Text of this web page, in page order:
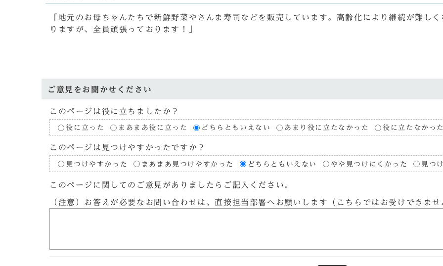
「地元のお母ちゃんたちで新鮮野菜やさんま寿司などを販売しています。高齢化により継続が難しく
りますが、全員頑張っております！」
ご意見をお聞かせください
このページは役に立ちましたか？
役に立った まあまあ役に立った どちらともいえない あまり役に立たなかった 役に立たなかった
このページは見つけやすかったですか？
見つけやすかった まあまあ見つけやすかった どちらともいえない やや見つけにくかった 見つ
このページに関してのご意見がありましたらご記入ください。
（注意）お答えが必要なお問い合わせは、直接担当部署へお願いします（こちらではお受けできませ